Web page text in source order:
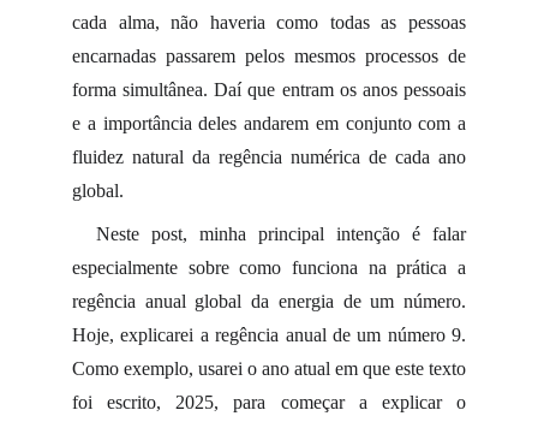
cada alma, não haveria como todas as pessoas
encarnadas passarem pelos mesmos processos de
forma simultânea. Daí que entram os anos pessoais
e a importância deles andarem em conjunto com a
fluidez natural da regência numérica de cada ano
global.
Neste post, minha principal intenção é falar
especialmente sobre como funciona na prática a
regência anual global da energia de um número.
Hoje, explicarei a regência anual de um número 9.
Como exemplo, usarei o ano atual em que este texto
foi escrito, 2025, para começar a explicar o